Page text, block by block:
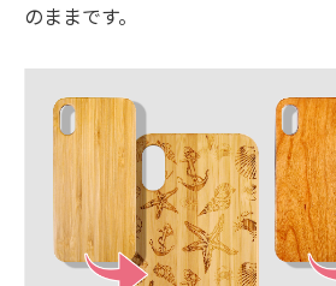
のままです。